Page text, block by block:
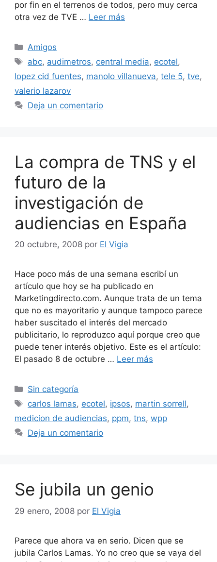
por fin en el terrenos de todos, pero muy cerca
otra vez de TVE … Leer más
Categorías
Amigos
Etiquetas
abc, audimetros, central media, ecotel,
lopez cid fuentes, manolo villanueva, tele 5, tve,
valerio lazarov
Deja un comentario
La compra de TNS y el
futuro de la
investigación de
audiencias en España
20 octubre, 2008 por El Vigia
Hace poco más de una semana escribí un
artículo que hoy se ha publicado en
Marketingdirecto.com. Aunque trata de un tema
que no es mayoritario y aunque tampoco parece
haber suscitado el interés del mercado
publicitario, lo reproduzco aquí porque creo que
puede tener interés objetivo. Este es el artículo:
El pasado 8 de octubre … Leer más
Categorías
Sin categoría
Etiquetas
carlos lamas, ecotel, ipsos, martin sorrell,
medicion de audiencias, ppm, tns, wpp
Deja un comentario
Se jubila un genio
29 enero, 2008 por El Vigia
Parece que ahora va en serio. Dicen que se
jubila Carlos Lamas. Yo no creo que se vaya del